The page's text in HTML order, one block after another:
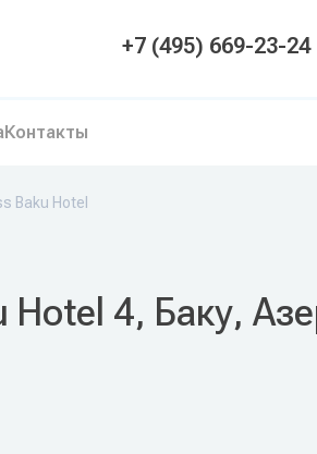
+7 (495) 669-23-24
Контакты
Baku Hotel
Hotel 4, Баку,